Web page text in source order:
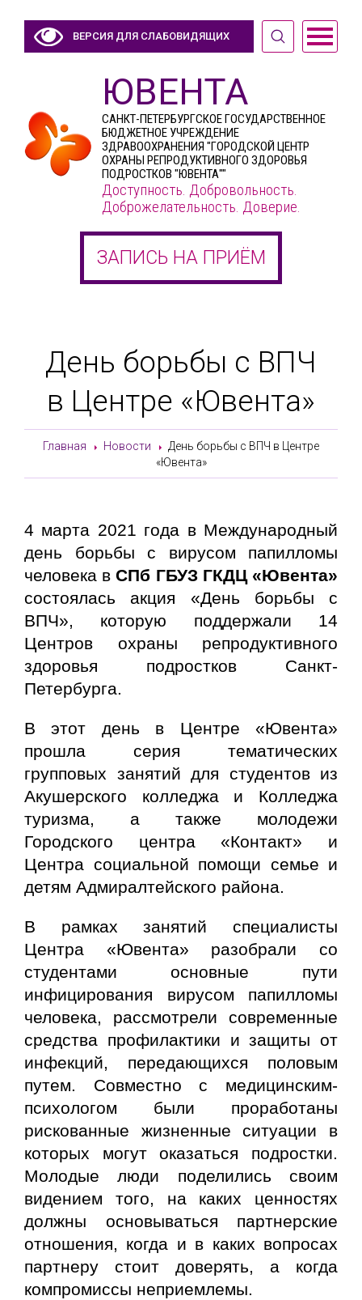
ВЕРСИЯ ДЛЯ СЛАБОВИДЯЩИХ
ЮВЕНТА
САНКТ-ПЕТЕРБУРГСКОЕ ГОСУДАРСТВЕННОЕ
БЮДЖЕТНОЕ УЧРЕЖДЕНИЕ
ЗДРАВООХРАНЕНИЯ "ГОРОДСКОЙ ЦЕНТР
ОХРАНЫ РЕПРОДУКТИВНОГО ЗДОРОВЬЯ
ПОДРОСТКОВ "ЮВЕНТА""
Доступность. Добровольность.
Доброжелательность. Доверие.
ЗАПИСЬ НА ПРИЁМ
День борьбы с ВПЧ
в Центре «Ювента»
Главная Новости
День борьбы с ВПЧ в Центре
«Ювента»
4 марта 2021 года в Международный
день борьбы с вирусом папилломы
человека в СПб ГБУЗ ГКДЦ «Ювента»
состоялась акция «День борьбы с
ВПЧ», которую поддержали 14
Центров охраны репродуктивного
здоровья подростков Санкт-
Петербурга.
В этот день в Центре «Ювента»
прошла серия тематических
групповых занятий для студентов из
Акушерского колледжа и Колледжа
туризма, а также молодежи
Городского центра «Контакт» и
Центра социальной помощи семье и
детям Адмиралтейского района.
В рамках занятий специалисты
Центра «Ювента» разобрали со
студентами основные пути
инфицирования вирусом папилломы
человека, рассмотрели современные
средства профилактики и защиты от
инфекций, передающихся половым
путем. Совместно с медицинским-
психологом были проработаны
рискованные жизненные ситуации в
которых могут оказаться подростки.
Молодые люди поделились своим
видением того, на каких ценностях
должны основываться партнерские
отношения, когда и в каких вопросах
партнеру стоит доверять, а когда
компромиссы неприемлемы.